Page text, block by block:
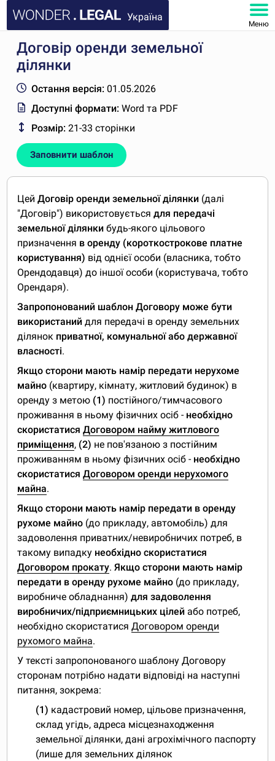
Україна
Меню
ГОЛОВНА
ПОШИРЕНІ ЗАПИТАННЯ
МІЙ КАБІНЕТ
Договір оренди земельної
ділянки
Остання версія: 01.05.2026
Доступні формати:Word та PDF
Розмір: 21-33 сторінки
Заповнити шаблон
Цей Договір оренди земельної ділянки (далі
"Договір") використовуєтьсядля передачі
земельної ділянки будь-якого цільового
призначення в оренду (короткострокове платне
користування) від однієї особи (власника, тобто
Орендодавця) до іншої особи (користувача, тобто
Орендаря).
Запропонований шаблон Договору може бути
використаний для передачі в оренду земельних
ділянок приватної, комунальної або державної
власності.
Якщо сторони мають намір передати нерухоме
майно (квартиру, кімнату, житловий будинок) в
оренду з метою (1) постійного/тимчасового
проживання в ньому фізичних осіб - необхідно
скористатисяДоговором найму житлового
приміщення, (2) не пов'язаною з постійним
проживанням в ньому фізичних осіб - необхідно
скористатисяДоговором оренди нерухомого
майна.
Якщо сторони мають намір передати в оренду
рухоме майно (до прикладу, автомобіль) для
задоволення приватних/невиробничих потреб, в
такому випадку необхідно скористатися
Договором прокату.Якщо сторони мають намір
передати в оренду рухоме майно (до прикладу,
виробниче обладнання)для задоволення
виробничих/підприємницьких цілей або потреб,
необхідно скористатисяДоговором оренди
рухомого майна.
У тексті запропонованого шаблону Договору
сторонам потрібно надати відповіді на наступні
питання, зокрема:
(1) кадастровий номер, цільове призначення,
склад угідь, адреса місцезнаходження
земельної ділянки, дані агрохімічного паспорту
(лише для земельних ділянок